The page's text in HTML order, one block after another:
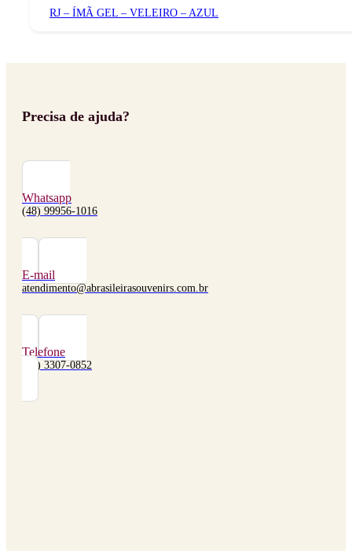
RJ – ÍMÃ GEL – VELEIRO – AZUL
Precisa de ajuda?
Whatsapp
(48) 99956-1016
E-mail
atendimento@abrasileirasouvenirs.com.br
Telefone
(48) 3307-0852